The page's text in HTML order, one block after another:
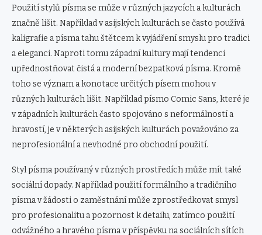
Použití stylů písma se může v různých jazycích a kulturách
značně lišit. Například v asijských kulturách se často používá
kaligrafie a písma tahu štětcem k vyjádření smyslu pro tradici
a eleganci. Naproti tomu západní kultury mají tendenci
upřednostňovat čistá a moderní bezpatková písma. Kromě
toho se význam a konotace určitých písem mohou v
různých kulturách lišit. Například písmo Comic Sans, které je
v západních kulturách často spojováno s neformálností a
hravostí, je v některých asijských kulturách považováno za
neprofesionální a nevhodné pro obchodní použití.
Styl písma používaný v různých prostředích může mít také
sociální dopady. Například použití formálního a tradičního
písma v žádosti o zaměstnání může zprostředkovat smysl
pro profesionalitu a pozornost k detailu, zatímco použití
odvážného a hravého písma v příspěvku na sociálních sítích